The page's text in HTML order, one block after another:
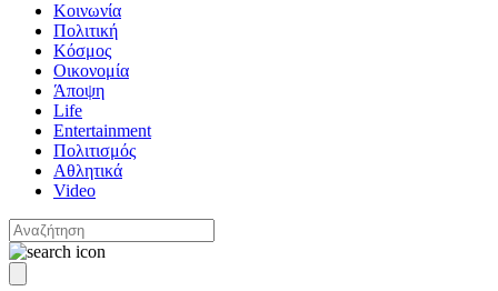
Κοινωνία
Πολιτική
Κόσμος
Οικονομία
Άποψη
Life
Entertainment
Πολιτισμός
Αθλητικά
Video